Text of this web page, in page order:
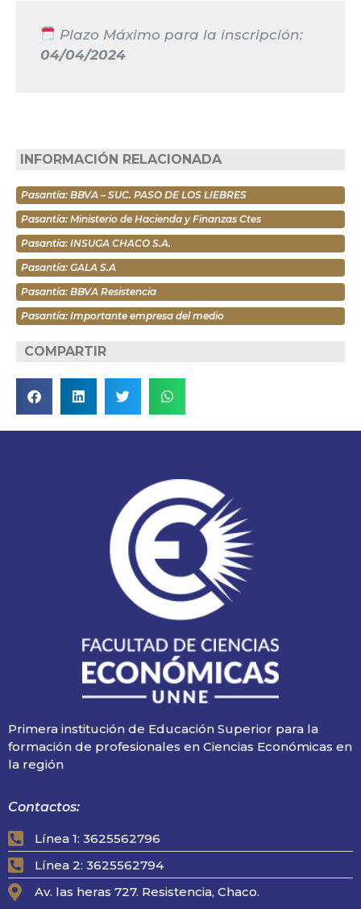
Plazo Máximo para la inscripción:
04/04/2024
INFORMACIÓN RELACIONADA
Pasantía: BBVA – SUC. PASO DE LOS LIEBRES
Pasantía: Ministerio de Hacienda y Finanzas Ctes
Pasantía: INSUGA CHACO S.A.
Pasantía: GALA S.A
Pasantía: BBVA Resistencia
Pasantía: Importante empresa del medio
COMPARTIR
Primera institución de Educación Superior para la
formación de profesionales en Ciencias Económicas en
la región
Contactos:
Línea 1: 3625562796
Línea 2: 3625562794
Av. las heras 727. Resistencia, Chaco.